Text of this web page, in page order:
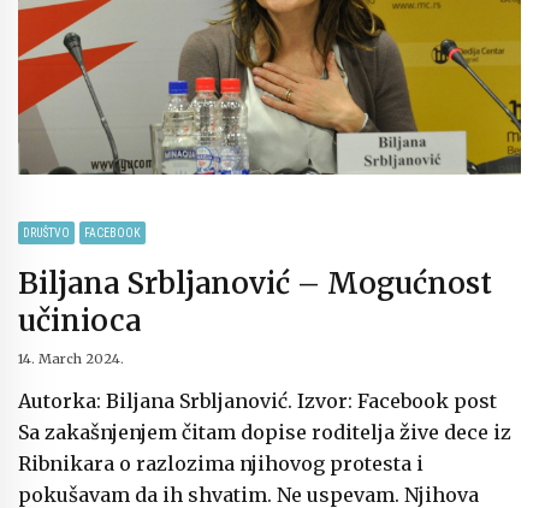
DRUŠTVO FACEBOOK
Biljana Srbljanović – Mogućnost
učinioca
14. March 2024.
Autorka: Biljana Srbljanović. Izvor: Facebook post
Sa zakašnjenjem čitam dopise roditelja žive dece iz
Ribnikara o razlozima njihovog protesta i
pokušavam da ih shvatim. Ne uspevam. Njihova